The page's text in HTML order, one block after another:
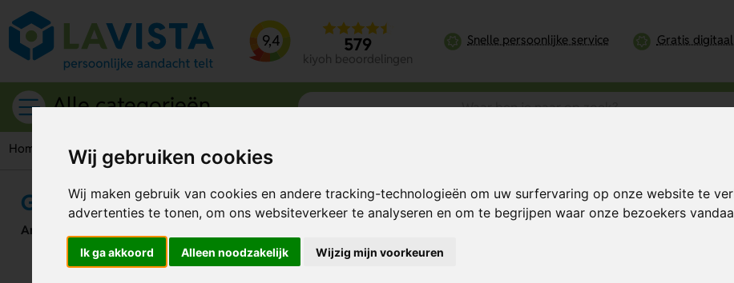
Wij gebruiken cookies
Wij maken gebruik van cookies en andere tracking-technologieën om uw surfervaring op onze website te
advertenties te tonen, om ons websiteverkeer te analyseren en om te begrijpen waar onze bezoekers
Ik ga akkoord Alleen noodzakelijk Wijzig mijn voorkeuren
9,4 579
kiyoh beoordelingen
Snelle persoonlijke service Gratis
Alle categorieën
Home Gereedschappen & tools Gereedschapsets
Gereedschapsset In Autoband Koffer
Artikelnummer:
Bereken mijn prijs